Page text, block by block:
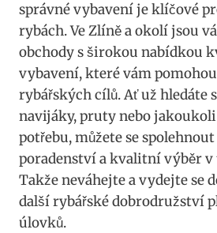
správné vybavení ​je klíčové‌
rybách. ⁣Ve Zlíně a okolí jsou
obchody s​ širokou nabídkou
vybavení, které vám
‍rybářských⁤ cílů. Ať už hledáte
⁤navijáky, ‍pruty nebo
potřebu, můžete ​se
poradenství a kvalitní výběr v
Takže ⁤neváhejte a vydejte‌ se
další ⁤rybářské dobrodružství
úlovků.